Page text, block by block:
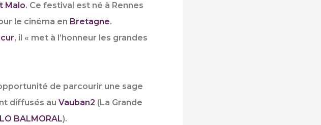
Malo. Ce festival est né à Rennes
le cinéma en Bretagne.
, il « met à l’honneur les grandes
de parcourir une sage
diffusés au Vauban2 (La Grande
BALMORAL).